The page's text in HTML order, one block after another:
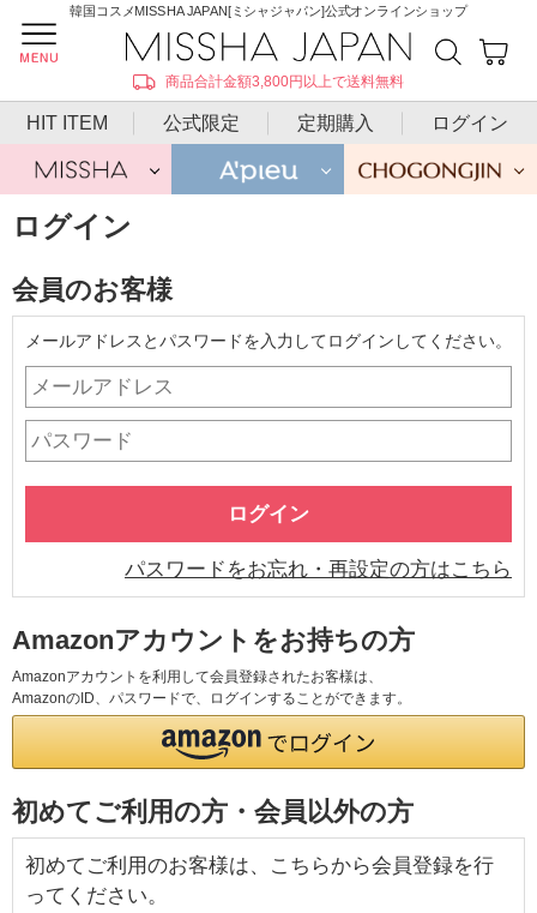
韓国コスメMISSHA JAPAN[ミシャジャパン]公式オンラインショップ
商品合計金額3,800円以上で送料無料
HIT ITEM 公式限定 定期購入 ログイン
ログイン
会員のお客様
メールアドレスとパスワードを入力してログインしてください。
パスワードをお忘れ・再設定の方はこちら
Amazonアカウントをお持ちの方
Amazonアカウントを利用して会員登録されたお客様は、
AmazonのID、パスワードで、ログインすることができます。
初めてご利用の方・会員以外の方
初めてご利用のお客様は、こちらから会員登録を行
ってください。